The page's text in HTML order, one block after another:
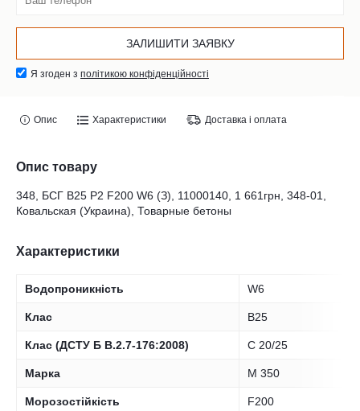
Я згоден з політикою конфіденційності
Опис Характеристики Доставка і оплата
Опис товару
348, БСГ В25 Р2 F200 W6 (З), 11000140, 1 661грн, 348-01,
Ковальская (Украина), Товарные бетоны
Характеристики
Водопроникність W6
Клас B25
Клас (ДСТУ Б В.2.7-176:2008) С 20/25
Марка М 350
Морозостійкість F200